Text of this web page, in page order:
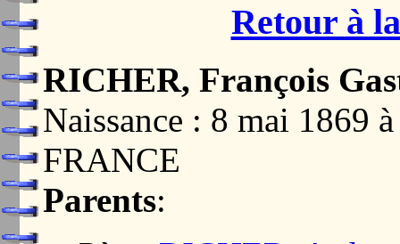
Retour à
RICHER, François
Naissance : 8 mai 1869
FRANCE
Parents: